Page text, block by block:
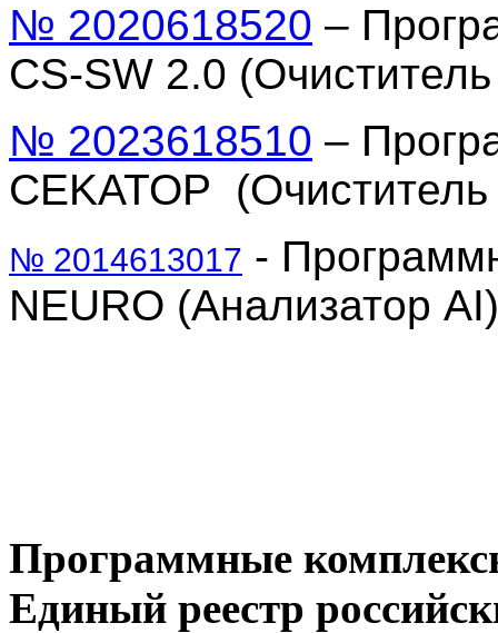
№ 2020618520 –
CS-SW 2.0
№ 2023618510 –
CEKATOP
№ 2014613017 -
NEURO (Анализатор AI)
Программные
Единый реестр